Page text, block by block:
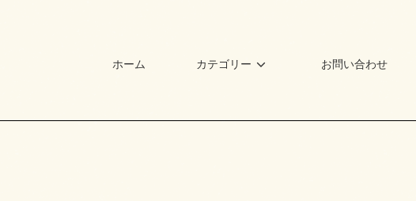
ホーム カテゴリー お問い合わせ